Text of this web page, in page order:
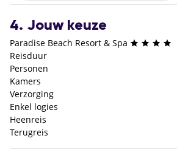
4. Jouw keuze
Paradise Beach Resort & Spa
Reisduur
Personen
Kamers
Verzorging
Enkel logies
Heenreis
Terugreis